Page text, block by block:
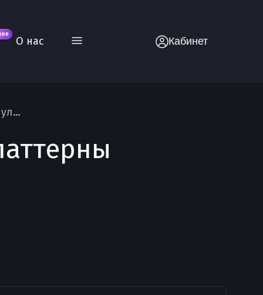
О нас Кабинет
Рефакторинг React-кода — техники и паттерны улучшения компонентов